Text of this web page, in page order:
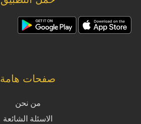
صفحات هامة
من نحن
الاسئلة الشائعة